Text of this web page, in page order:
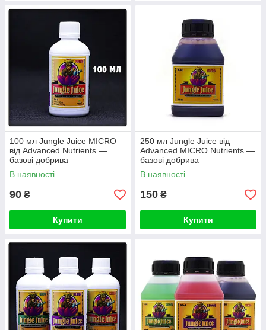
100 мл Jungle Juice MICRO
від Advanced Nutrients —
базові добрива
В наявності
90 ₴
Купити
250 мл Jungle Juice від
Advanced MICRO Nutrients —
базові добрива
В наявності
150 ₴
Купити